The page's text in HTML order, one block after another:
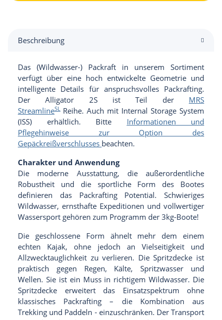
Beschreibung
Das (Wildwasser-) Packraft in unserem Sortiment
verfügt über eine hoch entwickelte Geometrie und
intelligente Details für anspruchsvolles Packrafting.
Der Alligator 2S ist Teil der MRS
StreamlineSL Reihe. Auch mit Internal Storage System
(ISS) erhältlich. Bitte Informationen und
Pflegehinweise zur Option des
Gepäckreißverschlusses beachten.
Charakter und Anwendung
Die moderne Ausstattung, die außerordentliche
Robustheit und die sportliche Form des Bootes
definieren das Packrafting Potential. Schwieriges
Wildwasser, ernsthafte Expeditionen und vollwertiger
Wassersport gehören zum Programm der 3kg-Boote!
Die geschlossene Form ähnelt mehr dem einem
echten Kajak, ohne jedoch an Vielseitigkeit und
Allzwecktauglichkeit zu verlieren. Die Spritzdecke ist
praktisch gegen Regen, Kälte, Spritzwasser und
Wellen. Sie ist ein Muss in richtigem Wildwasser. Die
Spritzdecke erweitert das Einsatzspektrum ohne
klassisches Packrafting – die Kombination aus
Trekking und Paddeln - einzuschränken. Der Transport